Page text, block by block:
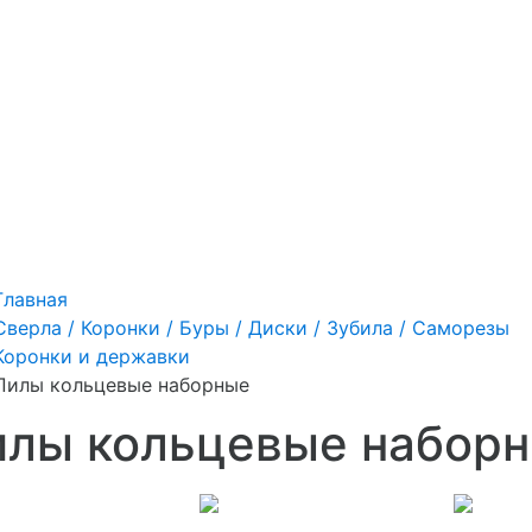
/ Коронки / Буры / Диски / Зубила / Саморезы
и державки
кольцевые наборные
кольцевые